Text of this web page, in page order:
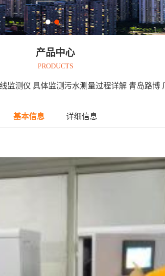
产品中心
PRODUCTS
监测仪 具体监测污水测量过程详解 青岛路博
基本信息 详细信息